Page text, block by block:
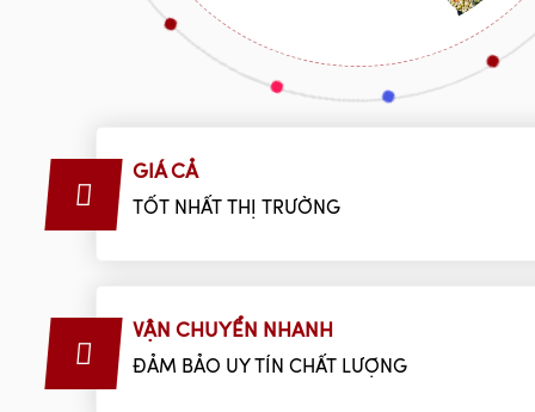
GIÁ CẢ
TỐT NHẤT THỊ TRƯỜNG
VẬN CHUYỂN NHANH
ĐẢM BẢO UY TÍN CHẤT LƯỢNG